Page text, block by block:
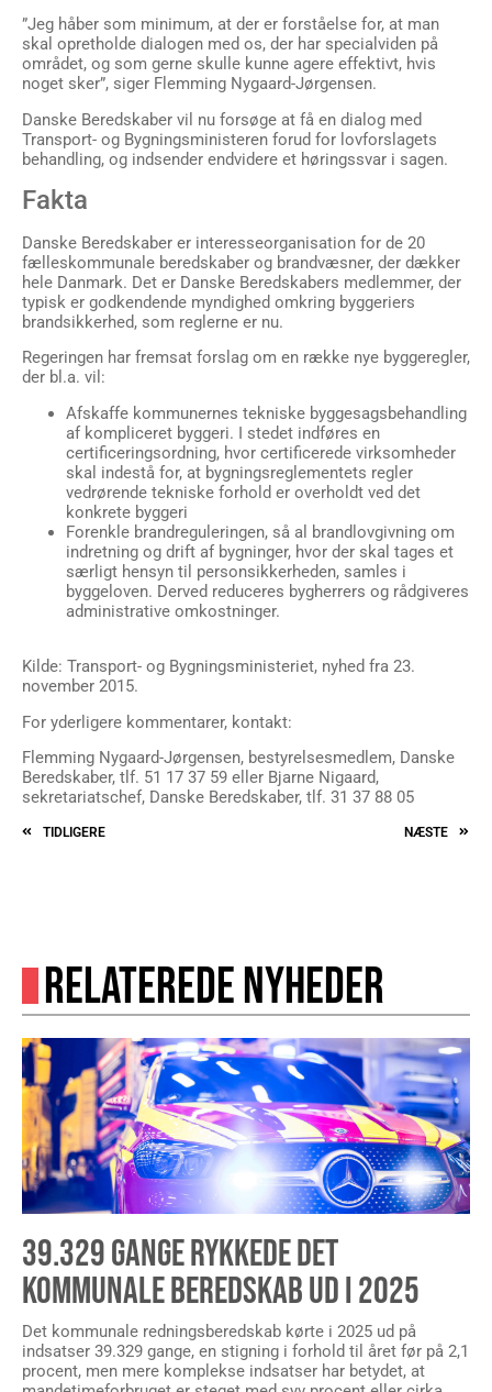
”Jeg håber som minimum, at der er forståelse for, at man
skal opretholde dialogen med os, der har specialviden på
området, og som gerne skulle kunne agere effektivt, hvis
noget sker”, siger Flemming Nygaard-Jørgensen.
Danske Beredskaber vil nu forsøge at få en dialog med
Transport- og Bygningsministeren forud for lovforslagets
behandling, og indsender endvidere et høringssvar i sagen.
Fakta
Danske Beredskaber er interesseorganisation for de 20
fælleskommunale beredskaber og brandvæsner, der dækker
hele Danmark. Det er Danske Beredskabers medlemmer, der
typisk er godkendende myndighed omkring byggeriers
brandsikkerhed, som reglerne er nu.
Regeringen har fremsat forslag om en række nye byggeregler,
der bl.a. vil:
Afskaffe kommunernes tekniske byggesagsbehandling
af kompliceret byggeri. I stedet indføres en
certificeringsordning, hvor certificerede virksomheder
skal indestå for, at bygningsreglementets regler
vedrørende tekniske forhold er overholdt ved det
konkrete byggeri
Forenkle brandreguleringen, så al brandlovgivning om
indretning og drift af bygninger, hvor der skal tages et
særligt hensyn til personsikkerheden, samles i
byggeloven. Derved reduceres bygherrers og rådgiveres
administrative omkostninger.
Kilde: Transport- og Bygningsministeriet, nyhed fra 23.
november 2015.
For yderligere kommentarer, kontakt:
Flemming Nygaard-Jørgensen, bestyrelsesmedlem, Danske
Beredskaber, tlf. 51 17 37 59 eller Bjarne Nigaard,
sekretariatschef, Danske Beredskaber, tlf. 31 37 88 05
TIDLIGERE NÆSTE
RELATEREDE NYHEDER
39.329 GANGE RYKKEDE DET
KOMMUNALE BEREDSKAB UD I 2025
Det kommunale redningsberedskab kørte i 2025 ud på
indsatser 39.329 gange, en stigning i forhold til året før på 2,1
procent, men mere komplekse indsatser har betydet, at